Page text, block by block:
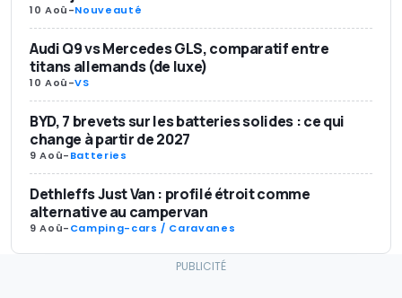
10 Aoû-Nouveauté
Audi Q9 vs Mercedes GLS, comparatif entre
titans allemands (de luxe)
10 Aoû-VS
BYD, 7 brevets sur les batteries solides : ce qui
change à partir de 2027
9 Aoû-Batteries
Dethleffs Just Van : profilé étroit comme
alternative au campervan
9 Aoû-Camping-cars / Caravanes